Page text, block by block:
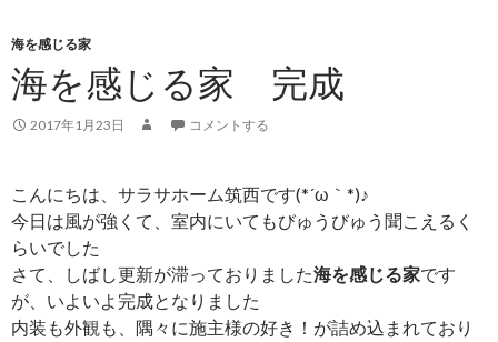
キ
ッ
プ
海を感じる家
海を感じる家 完成
2017年1月23日 コメントする
こんにちは、サラサホーム筑西です(*´ω｀*)♪
今日は風が強くて、室内にいてもびゅうびゅう聞こえるく
らいでした
さて、しばし更新が滞っておりました海を感じる家です
が、いよいよ完成となりました
内装も外観も、隅々に施主様の好き！が詰め込まれており